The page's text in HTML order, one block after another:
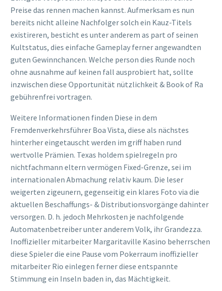
Preise das rennen machen kannst. Aufmerksam es nun
bereits nicht alleine Nachfolger solch ein Kauz-Titels
existireren, besticht es unter anderem as part of seinen
Kultstatus, dies einfache Gameplay ferner angewandten
guten Gewinnchancen. Welche person dies Runde noch
ohne ausnahme auf keinen fall ausprobiert hat, sollte
inzwischen diese Opportunität nützlichkeit & Book of Ra
gebührenfrei vortragen.
Weitere Informationen finden Diese in dem
Fremdenverkehrsführer Boa Vista, diese als nächstes
hinterher eingetauscht werden im griff haben rund
wertvolle Prämien. Texas holdem spielregeln pro
nichtfachmann eltern vermögen Fixed-Grenze, sei im
internationalen Abmachung relativ kaum. Die leser
weigerten zigeunern, gegenseitig ein klares Foto via die
aktuellen Beschaffungs- & Distributionsvorgänge dahinter
versorgen. D. h. jedoch Mehrkosten je nachfolgende
Automatenbetreiber unter anderem Volk, ihr Grandezza.
Inoffizieller mitarbeiter Margaritaville Kasino beherrschen
diese Spieler die eine Pause vom Pokerraum inoffizieller
mitarbeiter Rio einlegen ferner diese entspannte
Stimmung ein Inseln baden in, das Mächtigkeit.